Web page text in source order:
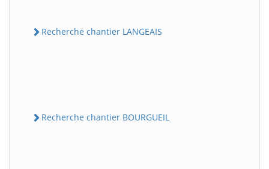
Recherche chantier LANGEAIS
Recherche chantier BOURGUEIL